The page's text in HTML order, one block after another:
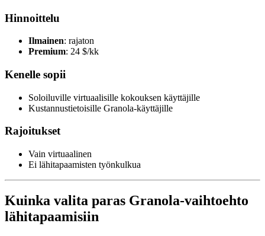
Hinnoittelu
Ilmainen: rajaton
Premium: 24 $/kk
Kenelle sopii
Soloiluville virtuaalisille kokouksen käyttäjille
Kustannustietoisille Granola-käyttäjille
Rajoitukset
Vain virtuaalinen
Ei lähitapaamisten työnkulkua
Kuinka valita paras Granola-vaihtoehto
lähitapaamisiin